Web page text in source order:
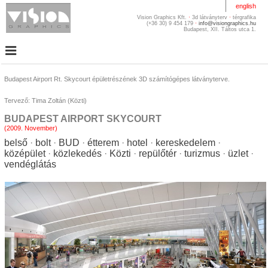
english
jelleg szerint:
belső kép (365)
légifotóba illesztett
értékesítési
lakásalaprajz (9)
marketing
szintalaprajz (9)
helyszínrajz (21)
térképvázlat (0)
3D látványterv:
éjszakai kép (59)
film, animáció (58)
interaktív
panorámakép (25)
interaktív kép (2)
interaktív 3D
modell (1)
metszet,
robbantott ábra
(8)
benapozás
vizsgálat (0)
bevilágítás
Budapest Airport Rt. Skycourt épületrészének 3D számítógépes látványterve.
Tervező: Tima Zoltán (Közti)
BUDAPEST AIRPORT SKYCOURT
(2009. November)
belső bolt BUD étterem hotel
kereskedelem
középület
közlekedés Közti repülőtér turizmus
üzlet
vendéglátás